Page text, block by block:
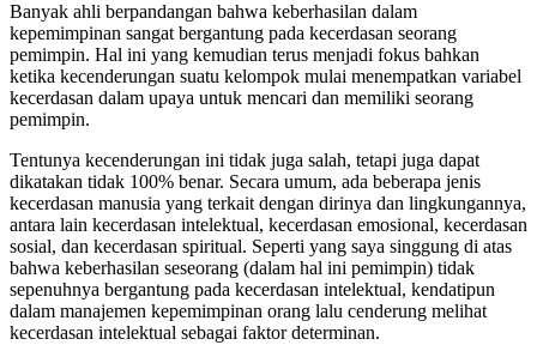
Banyak ahli berpandangan bahwa keberhasilan dalam
kepemimpinan sangat bergantung pada kecerdasan seorang
pemimpin. Hal ini yang kemudian terus menjadi fokus bahkan
ketika kecenderungan suatu kelompok mulai menempatkan variabel
kecerdasan dalam upaya untuk mencari dan memiliki seorang
pemimpin.
Tentunya kecenderungan ini tidak juga salah, tetapi juga dapat
dikatakan tidak 100% benar. Secara umum, ada beberapa jenis
kecerdasan manusia yang terkait dengan dirinya dan lingkungannya,
antara lain kecerdasan intelektual, kecerdasan emosional, kecerdasan
sosial, dan kecerdasan spiritual. Seperti yang saya singgung di atas
bahwa keberhasilan seseorang (dalam hal ini pemimpin) tidak
sepenuhnya bergantung pada kecerdasan intelektual, kendatipun
dalam manajemen kepemimpinan orang lalu cenderung melihat
kecerdasan intelektual sebagai faktor determinan.